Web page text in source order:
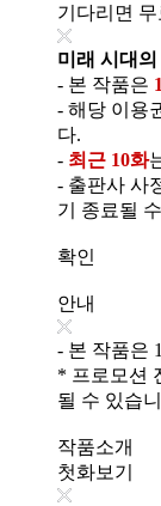
기다리면 무
미래 시대
- 본 작품은
- 해당 이용
다.
- 최근 10화
- 출판사 사
기 종료될
확인
안내
- 본 작품은
* 프로모션
될 수 있습
작품소개
첫화보기